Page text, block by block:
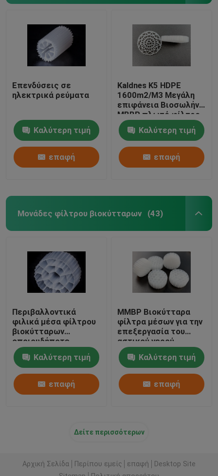
Επενδύσεις σε
ηλεκτρικά ρεύματα
Καλύτερη τιμή
επαφή
Kaldnes K5 HDPE
1600m2/M3 Μεγάλη
επιφάνεια Βιοσωλήνα
MBBR πλωτό φίλτρο
Καλύτερη τιμή
επαφή
Μονάδες φίλτρου βιοκύτταρων (43)
Περιβαλλοντικά
φιλικά μέσα φίλτρου
βιοκύτταρων
οποιουδήποτε
χρώματος Virgin υλικό
HDPE βιοσφαίρες
Καλύτερη τιμή
επαφή
ΜΜΒΡ Βιοκύτταρα
φίλτρα μέσων για την
επεξεργασία του
αστικού νερού
Καλύτερη τιμή
επαφή
Δείτε περισσότερων
Αρχική Σελίδα Περίπου εμείς επαφή
Desktop Site